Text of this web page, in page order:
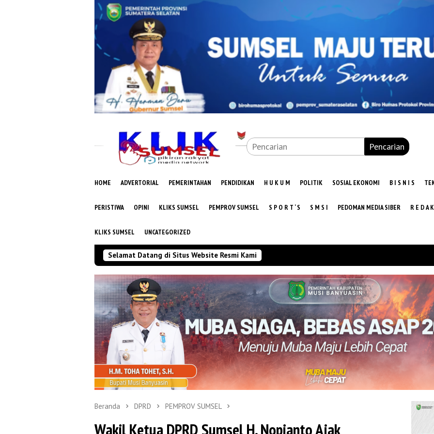
Pencarian
HOME ADVERTORIAL PEMERINTAHAN PENDIDIKAN H U K U M POLITIK SOSIAL EKONOMI B I S N I S
PERISTIWA OPINI KLIKS SUMSEL PEMPROV SUMSEL S P O R T ‘ S S M S I PEDOMAN MEDIA SIBER R E D A
KLIKS SUMSEL UNCATEGORIZED
Selamat Datang di Situs Website Resmi Kami
Beranda DPRD PEMPROV SUMSEL
Wakil Ketua DPRD Sumsel H. Nopianto Ajak